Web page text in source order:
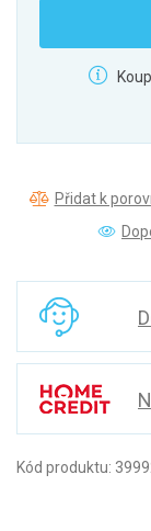
Přidat k
Kód produktu: